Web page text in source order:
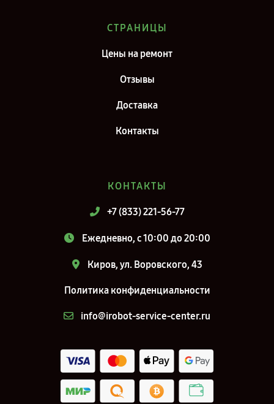
Ремонт робота-пылесоса iRobot 880 в г. Санкт-Петербург
СТРАНИЦЫ
Цены на ремонт
Отзывы
Доставка
Контакты
КОНТАКТЫ
+7 (833) 221-56-77
Ежедневно, с 10:00 до 20:00
Киров, ул. Воровского, 43
Политика конфиденциальности
info@irobot-service-center.ru